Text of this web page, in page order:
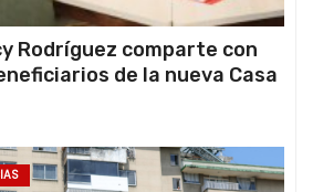
Rodríguez comparte con
de la nueva Casa
Primavera” en Caracas